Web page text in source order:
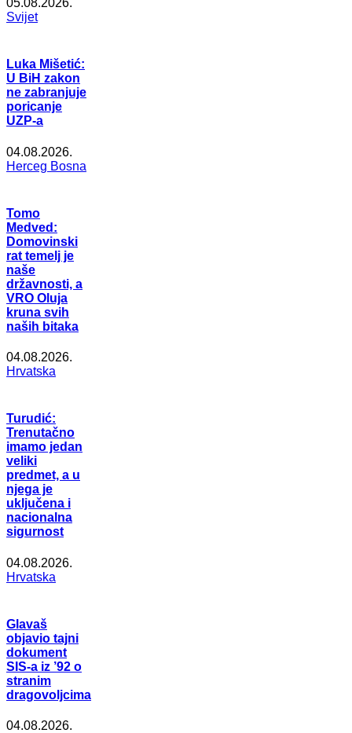
05.08.2026.
Svijet
Luka Mišetić:
U BiH zakon
ne zabranjuje
poricanje
UZP-a
04.08.2026.
Herceg Bosna
Tomo
Medved:
Domovinski
rat temelj je
naše
državnosti, a
VRO Oluja
kruna svih
naših bitaka
04.08.2026.
Hrvatska
Turudić:
Trenutačno
imamo jedan
veliki
predmet, a u
njega je
uključena i
nacionalna
sigurnost
04.08.2026.
Hrvatska
Glavaš
objavio tajni
dokument
SIS-a iz ’92 o
stranim
dragovoljcima
04.08.2026.